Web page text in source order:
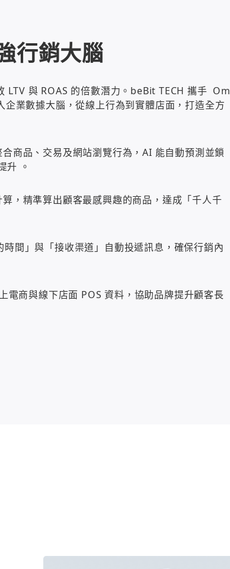
行銷大腦
LTV 與 ROAS 的倍數潛力。beBit TECH 攜手 Om
業數據大腦，從線上行為到實體店面，打造全方
商品、交易及網站瀏覽行為，AI 能自動預測並鎖
升 。
，精準算出顧客最感興趣的商品，達成「千人千
間」與「接收渠道」自動投遞訊息，確保行銷內
商與線下店面 POS 資料，協助品牌提升顧客長